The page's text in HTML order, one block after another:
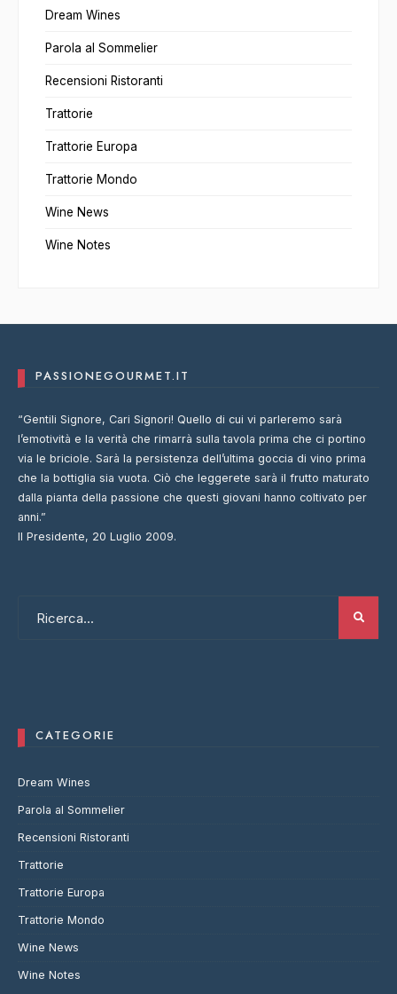
Dream Wines
Parola al Sommelier
Recensioni Ristoranti
Trattorie
Trattorie Europa
Trattorie Mondo
Wine News
Wine Notes
PASSIONEGOURMET.IT
“Gentili Signore, Cari Signori! Quello di cui vi parleremo sarà
l’emotività e la verità che rimarrà sulla tavola prima che ci portino
via le briciole. Sarà la persistenza dell’ultima goccia di vino prima
che la bottiglia sia vuota. Ciò che leggerete sarà il frutto maturato
dalla pianta della passione che questi giovani hanno coltivato per
anni.”
Il Presidente, 20 Luglio 2009.
CATEGORIE
Dream Wines
Parola al Sommelier
Recensioni Ristoranti
Trattorie
Trattorie Europa
Trattorie Mondo
Wine News
Wine Notes